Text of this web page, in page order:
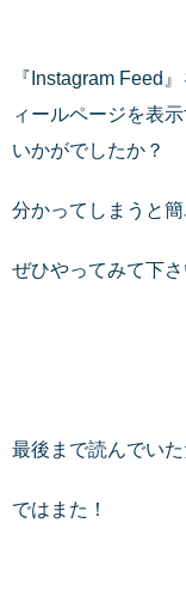
『Instagram Feed
ィールページを表
いかがでしたか？
分かってしまうと簡
ぜひやってみて下さ
最後まで読んでい
ではまた！